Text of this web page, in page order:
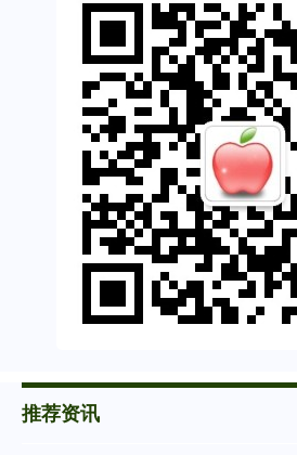
推荐资讯